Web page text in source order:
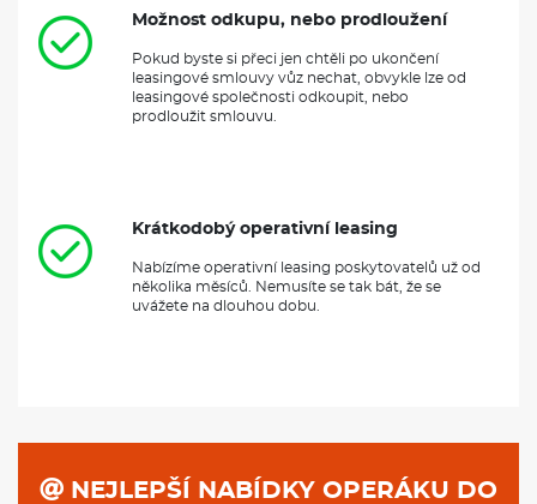
Možnost odkupu, nebo prodloužení
Pokud byste si přeci jen chtěli po ukončení
leasingové smlouvy vůz nechat, obvykle lze od
leasingové společnosti odkoupit, nebo
prodloužit smlouvu.
Krátkodobý operativní leasing
Nabízíme operativní leasing poskytovatelů už od
několika měsíců. Nemusíte se tak bát, že se
uvážete na dlouhou dobu.
NEJLEPŠÍ NABÍDKY OPERÁKU DO